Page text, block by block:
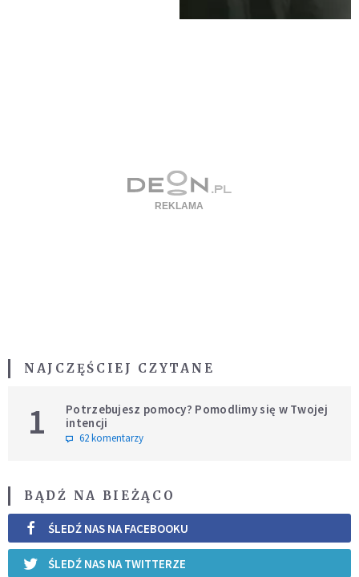
NAJCZĘŚCIEJ CZYTANE
1
Potrzebujesz pomocy? Pomodlimy się w Twojej
intencji
62 komentarzy
BĄDŹ NA BIEŻĄCO
ŚLEDŹ NAS NA FACEBOOKU
ŚLEDŹ NAS NA TWITTERZE